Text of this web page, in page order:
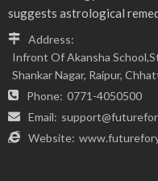
suggests astrological
Address:
Infront Of Akansha
Shankar Nagar, Raipur,
Phone: 0771-4050500
Email:
Website: